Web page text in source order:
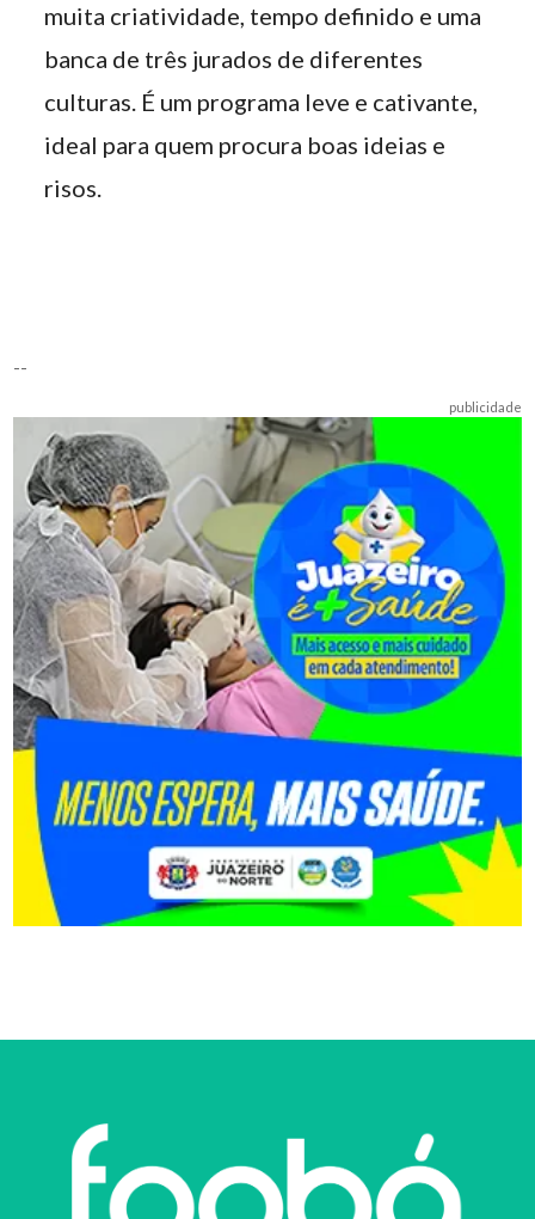
muita criatividade, tempo definido e uma
banca de três jurados de diferentes
culturas. É um programa leve e cativante,
ideal para quem procura boas ideias e
risos.
--
publicidade